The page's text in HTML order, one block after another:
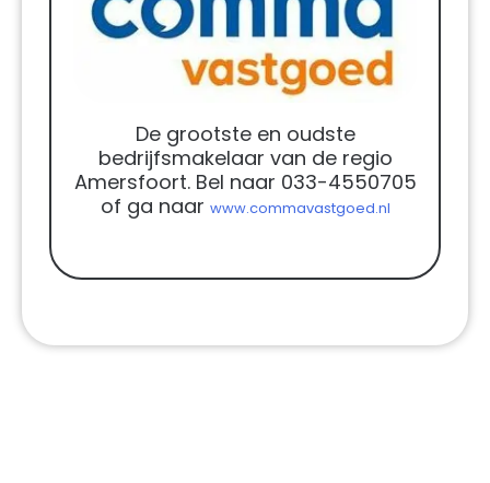
De grootste en oudste
bedrijfsmakelaar van de regio
Amersfoort. Bel naar 033-4550705
of ga naar www.commavastgoed.nl